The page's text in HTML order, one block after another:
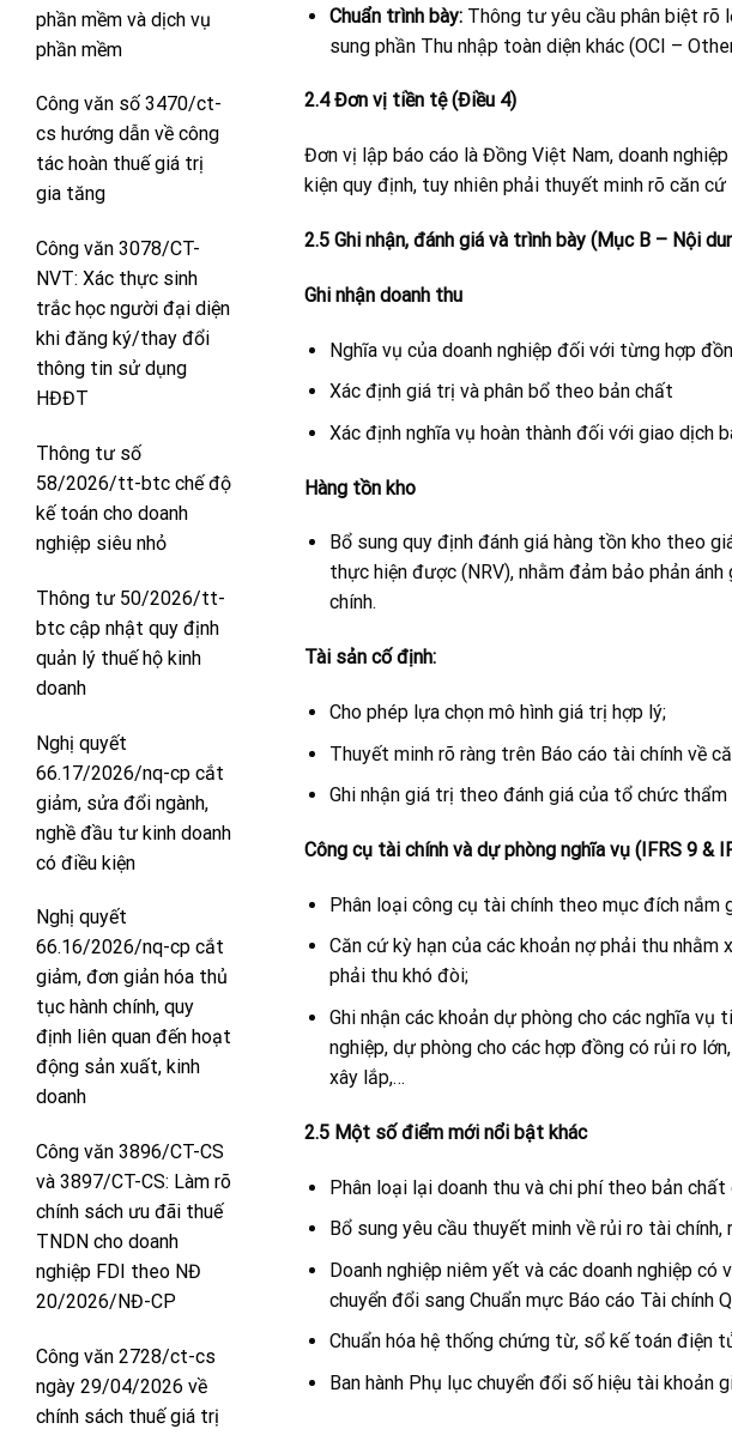
phần mềm và dịch vụ
phần mềm
Công văn số 3470/ct-
cs hướng dẫn về công
tác hoàn thuế giá trị
gia tăng
Công văn 3078/CT-
NVT: Xác thực sinh
trắc học người đại diện
khi đăng ký/thay đổi
thông tin sử dụng
HĐĐT
Thông tư số
58/2026/tt-btc chế độ
kế toán cho doanh
nghiệp siêu nhỏ
Thông tư 50/2026/tt-
btc cập nhật quy định
quản lý thuế hộ kinh
doanh
Nghị quyết
66.17/2026/nq-cp cắt
giảm, sửa đổi ngành,
nghề đầu tư kinh doanh
có điều kiện
Nghị quyết
66.16/2026/nq-cp cắt
giảm, đơn giản hóa thủ
tục hành chính, quy
định liên quan đến hoạt
động sản xuất, kinh
doanh
Công văn 3896/CT-CS
và 3897/CT-CS: Làm rõ
chính sách ưu đãi thuế
TNDN cho doanh
nghiệp FDI theo NĐ
20/2026/NĐ-CP
Công văn 2728/ct-cs
ngày 29/04/2026 về
chính sách thuế giá trị
Chuẩn trình bày: Thông tư yêu cầu phân biệt rõ
sung phần Thu nhập toàn diện khác (OCI –
2.4 Đơn vị tiền tệ (Điều 4)
Đơn vị lập báo cáo là Đồng Việt Nam, doanh
kiện quy định, tuy nhiên phải thuyết minh rõ căn
2.5 Ghi nhận, đánh giá và trình bày (Mục B – Nội
Ghi nhận doanh thu
Nghĩa vụ của doanh nghiệp đối với từng hợp
Xác định giá trị và phân bổ theo bản chất
Xác định nghĩa vụ hoàn thành đối với giao dịch
Hàng tồn kho
Bổ sung quy định đánh giá hàng tồn kho theo
thực hiện được (NRV), nhằm đảm bảo phản
chính.
Tài sản cố định:
Cho phép lựa chọn mô hình giá trị hợp lý;
Thuyết minh rõ ràng trên Báo cáo tài chính về
Ghi nhận giá trị theo đánh giá của tổ chức thẩm
Công cụ tài chính và dự phòng nghĩa vụ (IFRS 9 &
Phân loại công cụ tài chính theo mục đích nắm
Căn cứ kỳ hạn của các khoản nợ phải thu
phải thu khó đòi;
Ghi nhận các khoản dự phòng cho các nghĩa
nghiệp, dự phòng cho các hợp đồng có rủi ro
xây lắp,…
2.5 Một số điểm mới nổi bật khác
Phân loại lại doanh thu và chi phí theo bản
Bổ sung yêu cầu thuyết minh về rủi ro tài
Doanh nghiệp niêm yết và các doanh nghiệp
chuyển đổi sang Chuẩn mực Báo cáo Tài chính
Chuẩn hóa hệ thống chứng từ, sổ kế toán điện
Ban hành Phụ lục chuyển đổi số hiệu tài